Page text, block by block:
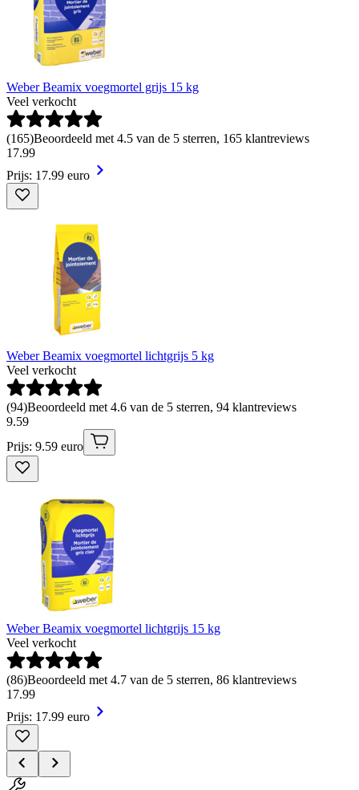
Weber Beamix voegmortel grijs 15 kg
Veel verkocht
(165)Beoordeeld met 4.5 van de 5 sterren, 165 klantreviews
17.99
Prijs: 17.99 euro
Weber Beamix voegmortel lichtgrijs 5 kg
Veel verkocht
(94)Beoordeeld met 4.6 van de 5 sterren, 94 klantreviews
9.59
Prijs: 9.59 euro
Weber Beamix voegmortel lichtgrijs 15 kg
Veel verkocht
(86)Beoordeeld met 4.7 van de 5 sterren, 86 klantreviews
17.99
Prijs: 17.99 euro